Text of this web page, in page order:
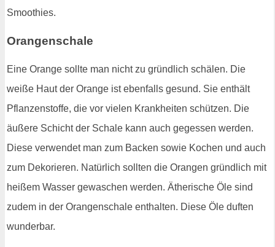
Smoothies.
Orangenschale
Eine Orange sollte man nicht zu gründlich schälen. Die
weiße Haut der Orange ist ebenfalls gesund. Sie enthält
Pflanzenstoffe, die vor vielen Krankheiten schützen. Die
äußere Schicht der Schale kann auch gegessen werden.
Diese verwendet man zum Backen sowie Kochen und auch
zum Dekorieren. Natürlich sollten die Orangen gründlich mit
heißem Wasser gewaschen werden. Ätherische Öle sind
zudem in der Orangenschale enthalten. Diese Öle duften
wunderbar.